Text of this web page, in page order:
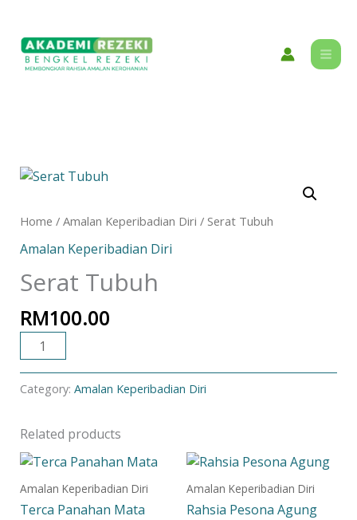
content
Home / Amalan Keperibadian Diri / Serat Tubuh
Amalan Keperibadian Diri
Serat Tubuh
RM100.00
Serat
quantity
Category: Amalan Keperibadian Diri
Related products
Amalan Keperibadian Diri
Terca Panahan Mata
Amalan Keperibadian Diri
Rahsia Pesona Agung